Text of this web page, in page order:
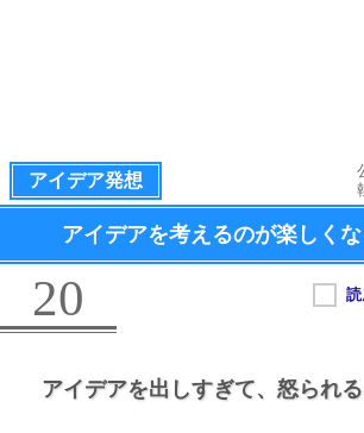
アイデア発想
アイデアを考えるのが楽しく
20
アイデアを出しすぎて、 怒られる